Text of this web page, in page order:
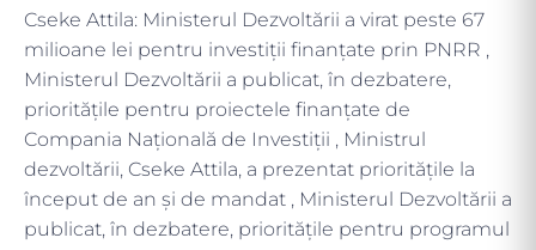
Cseke Attila: Ministerul Dezvoltării a virat peste 67
milioane lei pentru investiții finanțate prin PNRR ,
Ministerul Dezvoltării a publicat, în dezbatere,
prioritățile pentru proiectele finanțate de
Compania Națională de Investiții , Ministrul
dezvoltării, Cseke Attila, a prezentat prioritățile la
început de an și de mandat , Ministerul Dezvoltării a
publicat, în dezbatere, prioritățile pentru programul